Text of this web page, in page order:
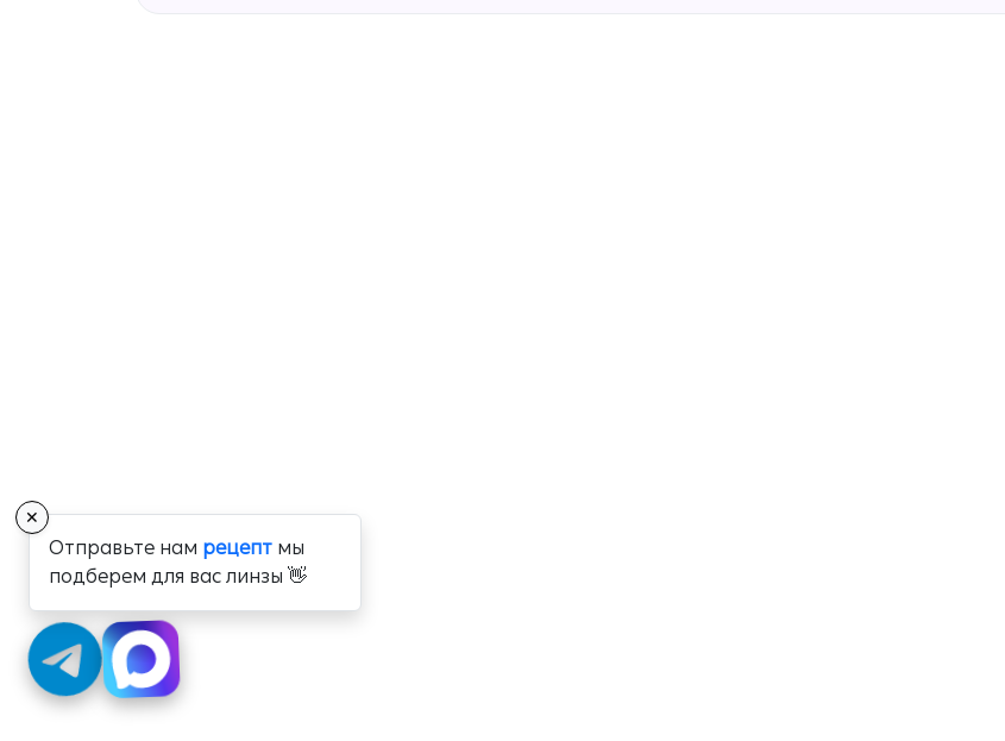
✕
Отправьте нам рецепт мы
подберем для вас линзы 👋